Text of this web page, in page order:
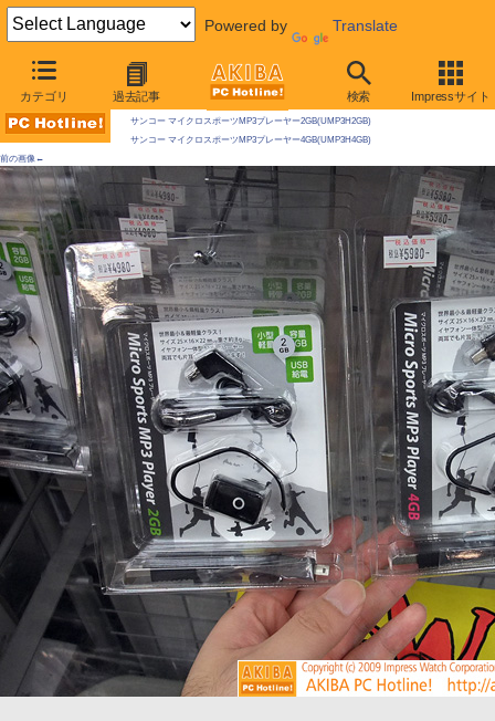
Powered by Translate
カテゴリ 過去記事 検索 Impressサイト
AKIBA PC Hotline! 2009年9月19日号
今週見つけた新製品：モバイル関連
サンコー マイクロスポーツMP3プレーヤー2GB(UMP3H2GB)
サンコー マイクロスポーツMP3プレーヤー4GB(UMP3H4GB)
前の画像←